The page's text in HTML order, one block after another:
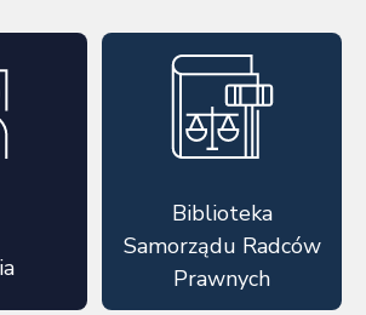
Biblioteka
Samorządu Radców
Prawnych